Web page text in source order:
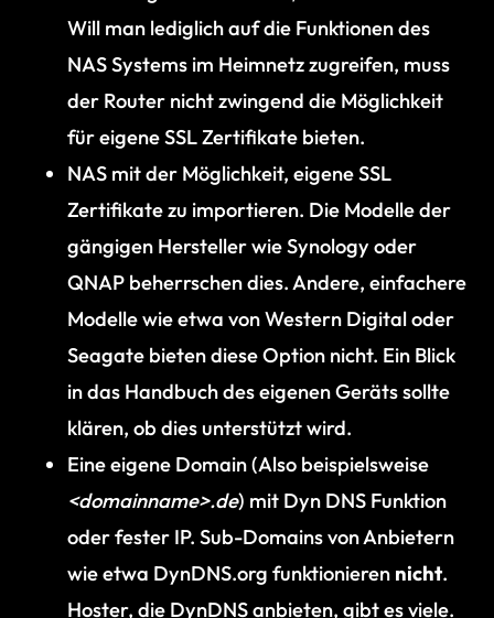
Will man lediglich auf die Funktionen des
NAS Systems im Heimnetz zugreifen, muss
der Router nicht zwingend die Möglichkeit
für eigene SSL Zertifikate bieten.
NAS mit der Möglichkeit, eigene SSL
Zertifikate zu importieren. Die Modelle der
gängigen Hersteller wie Synology oder
QNAP beherrschen dies. Andere, einfachere
Modelle wie etwa von Western Digital oder
Seagate bieten diese Option nicht. Ein Blick
in das Handbuch des eigenen Geräts sollte
klären, ob dies unterstützt wird.
Eine eigene Domain (Also beispielsweise
<domainname>.de) mit Dyn DNS Funktion
oder fester IP. Sub-Domains von Anbietern
wie etwa DynDNS.org funktionieren nicht.
Hoster, die DynDNS anbieten, gibt es viele.